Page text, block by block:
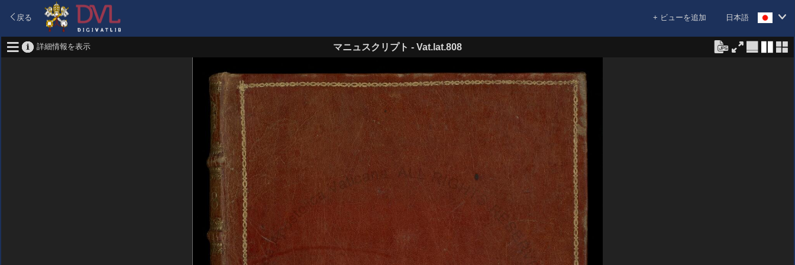
戻る 日本語
+ ビューを追加
詳細情報を表示 マニュスクリプト - Vat.lat.808